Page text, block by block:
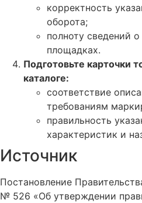
корректность
оборота;
полноту сведений
площадках.
Подготовьте карточки
каталоге:
соответствие
требованиям
правильность
характеристик и
Источник
Постановление
№ 526 «Об утверждении